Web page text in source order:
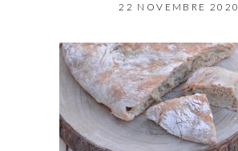
22 NOVEMBRE 2020